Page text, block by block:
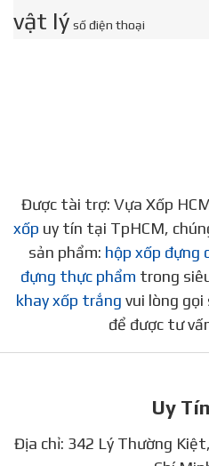
vật lý số điện thoại
Được tài trợ: Vựa Xốp
xốp uy tín tại TpHCM,
sản phẩm: hộp xốp đựng
đựng thực phẩm trong
khay xốp trắng vui lòng
để được tư
Uy
Địa chỉ: 342 Lý Thường